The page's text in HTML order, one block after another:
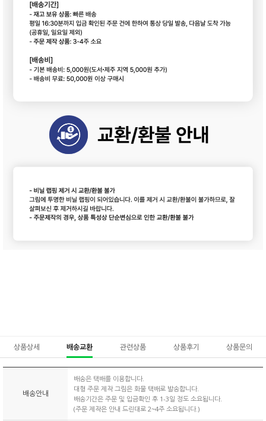
상품상세 배송교환 관련상품 상품후기 상품문의
배송안내
배송은 택배를 이용합니다.
대형 주문 제작 그림은 화물 택배로 발송합니다.
배송기간은 주문 및 입금확인 후 1-3일 정도 소요됩니다.
(주문 제작은 안내 드린대로 2~4주 소요됩니다.)